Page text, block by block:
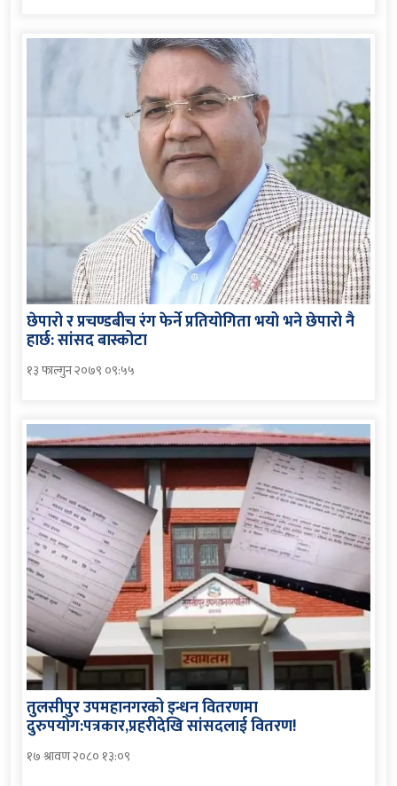
छेपारो र प्रचण्डबीच रंग फेर्ने प्रतियोगिता भयो भने छेपारो नै
हार्छ: सांसद बास्कोटा
१३ फाल्गुन २०७९ ०९:५५
तुलसीपुर उपमहानगरको इन्धन वितरणमा
दुरुपयोग:पत्रकार,प्रहरीदेखि सांसदलाई वितरण!
१७ श्रावण २०८० १३:०९